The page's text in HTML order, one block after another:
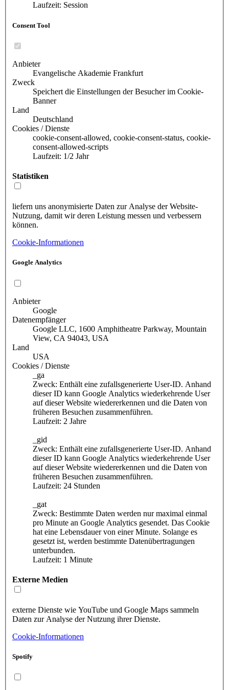
Laufzeit: Session
Consent Tool
Anbieter
Evangelische Akademie Frankfurt
Zweck
Speichert die Einstellungen der Besucher im Cookie-
Banner
Land
Deutschland
Cookies / Dienste
cookie-consent-allowed, cookie-consent-status, cookie-
consent-allowed-scripts
Laufzeit: 1/2 Jahr
Statistiken
liefern uns anonymisierte Daten zur Analyse der Website-
Nutzung, damit wir deren Leistung messen und verbessern
können.
Cookie-Informationen
Google Analytics
Anbieter
Google
Datenempfänger
Google LLC, 1600 Amphitheatre Parkway, Mountain
View, CA 94043, USA
Land
USA
Cookies / Dienste
_ga
Zweck: Enthält eine zufallsgenerierte User-ID. Anhand
dieser ID kann Google Analytics wiederkehrende User
auf dieser Website wiedererkennen und die Daten von
früheren Besuchen zusammenführen.
Laufzeit: 2 Jahre
_gid
Zweck: Enthält eine zufallsgenerierte User-ID. Anhand
dieser ID kann Google Analytics wiederkehrende User
auf dieser Website wiedererkennen und die Daten von
früheren Besuchen zusammenführen.
Laufzeit: 24 Stunden
_gat
Zweck: Bestimmte Daten werden nur maximal einmal
pro Minute an Google Analytics gesendet. Das Cookie
hat eine Lebensdauer von einer Minute. Solange es
gesetzt ist, werden bestimmte Datenübertragungen
unterbunden.
Laufzeit: 1 Minute
Externe Medien
externe Dienste wie YouTube und Google Maps sammeln
Daten zur Analyse der Nutzung ihrer Dienste.
Cookie-Informationen
Spotify